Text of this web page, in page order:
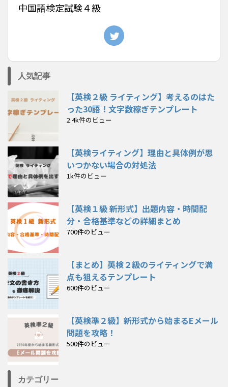
中国語検定試験４級
人気記事
【英検２級 ライティング】考えるのはた
った30語！文字数稼ぎテンプレート
2.4k件のビュー
【英検ライティング】理由と具体例が思
いつかない場合の対処法
1k件のビュー
【英検１級 新形式】出題内容・時間配
分・合格基準などの詳細まとめ
700件のビュー
【まとめ】英検２級のライティングで満
点も狙えるテンプレート
600件のビュー
【英検準２級】新形式から始まるEメール
問題を攻略！
500件のビュー
カテゴリー